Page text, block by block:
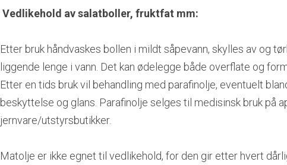
Vedlikehold av salatboller, fruktfat mm:
Etter bruk håndvaskes bollen i mildt såpevann, skylles av og
liggende lenge i vann. Det kan ødelegge både overflate og
Etter en tids bruk vil behandling med parafinolje, eventuelt
beskyttelse og glans. Parafinolje selges til medisinsk bruk på
jernvare/utstyrsbutikker.
Matolje er ikke egnet til vedlikehold, for den gir etter hvert